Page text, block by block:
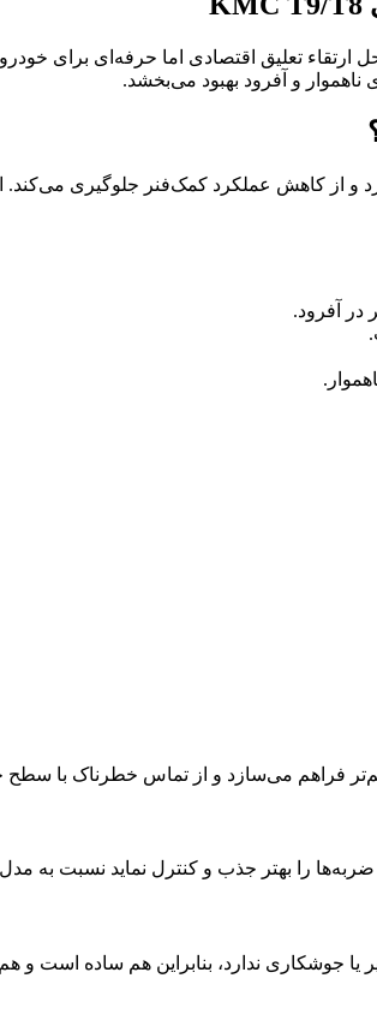
ناهموار و آفرود بهبود می‌بخشد.
و از کاهش عملکرد کمک‌فنر جلوگیری می‌کند.
فراهم می‌سازد و از تماس خطرناک با سطح
را بهتر جذب و کنترل نماید نسبت به
جوشکاری ندارد، بنابراین هم ساده است و